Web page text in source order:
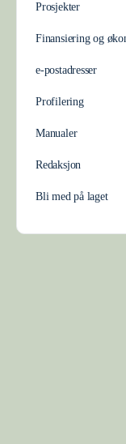
Prosjekter
Finansiering og
e-postadresser
Profilering
Manualer
Redaksjon
Bli med på laget